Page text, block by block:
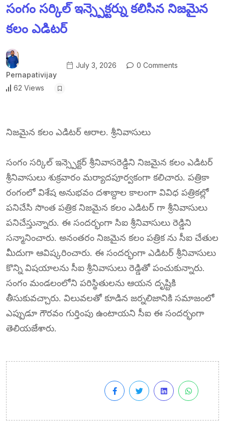
సంగం సర్కిల్ ఇన్స్పెక్టర్ను కలిసిన నిజమైన
కలం ఎడిటర్
Pernapativijay
July 3, 2026 0 Comments
62 Views
నిజమైన కలం ఎడిటర్ ఆరాల. శ్రీనివాసులు
సంగం సర్కిల్ ఇన్స్పెక్టర్ శ్రీనివాసరెడ్డిని నిజమైన కలం ఎడిటర్
శ్రీనివాసులు శుక్రవారం మర్యాదపూర్వకంగా కలిచారు. పత్రికా
రంగంలో విశేష అనుభవం దశాబ్దాల కాలంగా వివిధ పత్రికల్లో
పనిచేసి సొంత పత్రిక నిజమైన కలం ఎడిటర్ గా శ్రీనివాసులు
పనిచేస్తున్నారు. ఈ సందర్భంగా సిఐ శ్రీనివాసులు రెడ్డిని
సన్మానించారు. అనంతరం నిజమైన కలం పత్రిక ను సీఐ చేతుల
మీదుగా ఆవిష్కరించారు. ఈ సందర్భంగా ఎడిటర్ శ్రీనివాసులు
కొన్ని విషయాలను సీఐ శ్రీనివాసులు రెడ్డితో పంచుకున్నారు.
సంగం మండలంలోని పరిస్థితులను ఆయన దృష్టికి
తీసుకువచ్చారు. విలువలతో కూడిన జర్నలిజానికి సమాజంలో
ఎప్పుడూ గౌరవం గుర్తింపు ఉంటాయని సీఐ ఈ సందర్భంగా
తెలియజేశారు.